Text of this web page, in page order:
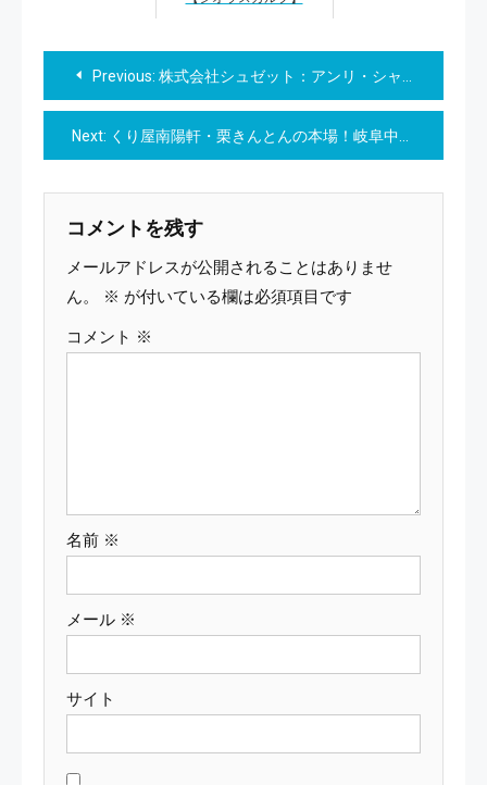
投
稿
ナ
ビ
ゲ
ー
シ
Previous: 株式会社シュゼット：アンリ・シャルパンティエ【洋菓子シュゼット】
Next: くり屋南陽軒・栗きんとんの本場！岐阜中津川の栗100％！本物の栗きんとん【くり屋南陽軒】
コメントを残す
メールアドレスが公開されることはありませ
ん。
※ が付いている欄は必須項目です
コメント ※
名前 ※
メール ※
サイト